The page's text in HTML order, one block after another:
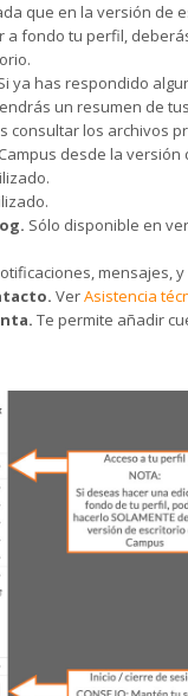
que en la versión de
a fondo tu perfil,
ya has respondido
un resumen de
consultar los archivos
desde la versión
Sólo disponible en
mensajes,
VerAsistencia
Te permite añadir